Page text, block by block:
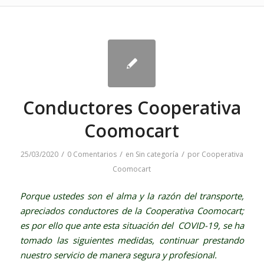
Conductores Cooperativa
Coomocart
25/03/2020 / 0 Comentarios / en Sin categoría / por Cooperativa
Coomocart
Porque ustedes son el alma y la razón del transporte,
apreciados conductores de la Cooperativa Coomocart;
es por ello que ante esta situación del COVID-19, se ha
tomado las siguientes medidas, continuar prestando
nuestro servicio de manera segura y profesional.